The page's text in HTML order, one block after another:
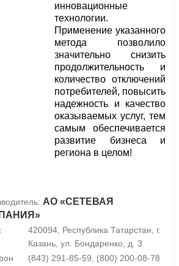
инновационные
технологии.
Применение указанного
метода позволило
значительно снизить
продолжительность и
количество отключений
потребителей, повысить
надежность и качество
оказываемых услуг, тем
самым обеспечивается
развитие бизнеса и
региона в целом!
АО «СЕТЕВАЯ
420094, Республика Татарстан, г.
Казань, ул. Бондаренко, д. 3
(843) 291-85-59, (800) 200-08-78